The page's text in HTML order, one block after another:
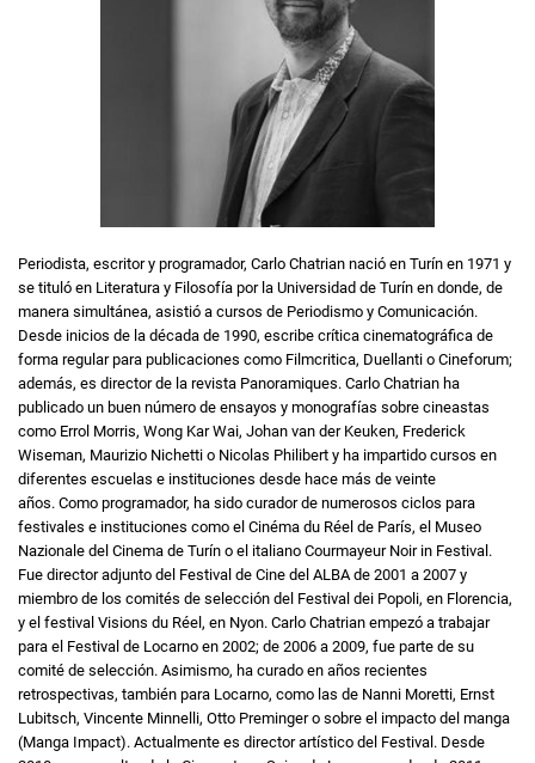
Periodista, escritor y programador, Carlo Chatrian nació en Turín en 1971 y
se tituló en Literatura y Filosofía por la Universidad de Turín en donde, de
manera simultánea, asistió a cursos de Periodismo y Comunicación.
Desde inicios de la década de 1990, escribe crítica cinematográfica de
forma regular para publicaciones como Filmcritica, Duellanti o Cineforum;
además, es director de la revista Panoramiques. Carlo Chatrian ha
publicado un buen número de ensayos y monografías sobre cineastas
como Errol Morris, Wong Kar Wai, Johan van der Keuken, Frederick
Wiseman, Maurizio Nichetti o Nicolas Philibert y ha impartido cursos en
diferentes escuelas e instituciones desde hace más de veinte
años. Como programador, ha sido curador de numerosos ciclos para
festivales e instituciones como el Cinéma du Réel de París, el Museo
Nazionale del Cinema de Turín o el italiano Courmayeur Noir in Festival.
Fue director adjunto del Festival de Cine del ALBA de 2001 a 2007 y
miembro de los comités de selección del Festival dei Popoli, en Florencia,
y el festival Visions du Réel, en Nyon. Carlo Chatrian empezó a trabajar
para el Festival de Locarno en 2002; de 2006 a 2009, fue parte de su
comité de selección. Asimismo, ha curado en años recientes
retrospectivas, también para Locarno, como las de Nanni Moretti, Ernst
Lubitsch, Vincente Minnelli, Otto Preminger o sobre el impacto del manga
(Manga Impact). Actualmente es director artístico del Festival. Desde